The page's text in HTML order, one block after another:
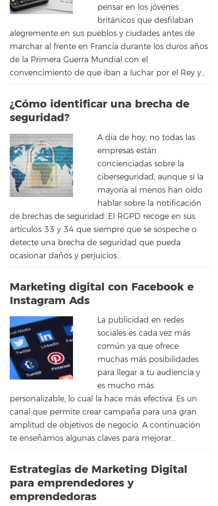
pensar en los jóvenes
británicos que desfilaban
alegremente en sus pueblos y ciudades antes de
marchar al frente en Francia durante los duros años
de la Primera Guerra Mundial con el
convencimiento de que iban a luchar por el Rey y...
¿Cómo identificar una brecha de
seguridad?
A día de hoy, no todas las
empresas están
concienciadas sobre la
ciberseguridad, aunque sí la
mayoría al menos han oído
hablar sobre la notificación
de brechas de seguridad. El RGPD recoge en sus
artículos 33 y 34 que siempre que se sospeche o
detecte una brecha de seguridad que pueda
ocasionar daños y perjuicios...
Marketing digital con Facebook e
Instagram Ads
La publicidad en redes
sociales es cada vez más
común ya que ofrece
muchas más posibilidades
para llegar a tu audiencia y
es mucho más
personalizable, lo cual la hace más efectiva. Es un
canal que permite crear campaña para una gran
amplitud de objetivos de negocio. A continuación
te enseñamos algunas claves para mejorar...
Estrategias de Marketing Digital
para emprendedores y
emprendedoras